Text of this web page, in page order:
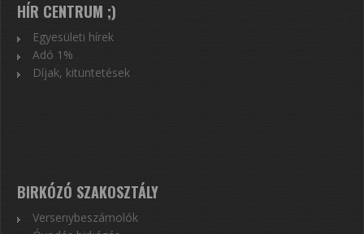
HÍR CENTRUM ;)
Egyesületi hírek
Adó 1%
Díjak, kitüntetések
BIRKÓZÓ SZAKOSZTÁLY
Versenybeszámolók